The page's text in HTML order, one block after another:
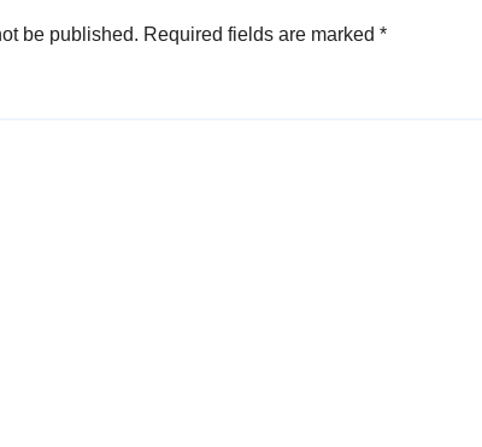
be published. Required fields are marked *